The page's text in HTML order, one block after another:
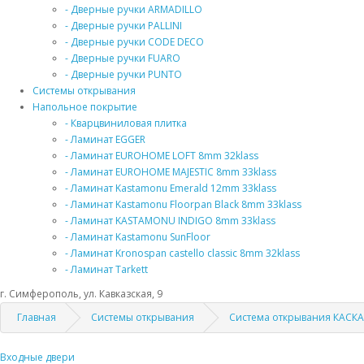
- Дверные ручки ARMADILLO
- Дверные ручки PALLINI
- Дверные ручки CODE DECO
- Дверные ручки FUARO
- Дверные ручки PUNTO
Системы открывания
Напольное покрытие
- Кварцвиниловая плитка
- Ламинат EGGER
- Ламинат EUROHOME LOFT 8mm 32klass
- Ламинат EUROHOME MAJESTIC 8mm 33klass
- Ламинат Kastamonu Emerald 12mm 33klass
- Ламинат Kastamonu Floorpan Black 8mm 33klass
- Ламинат KASTAMONU INDIGO 8mm 33klass
- Ламинат Kastamonu SunFloor
- Ламинат Kronospan castello classic 8mm 32klass
- Ламинат Tarkett
г. Симферополь, ул. Кавказская, 9
Главная
Системы открывания Система открывания
Входные двери